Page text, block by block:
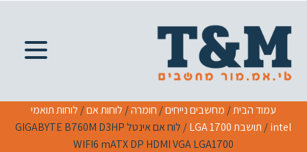
עמוד הבית/ מחשבים נייחים/ חומרה/ לוחות אם/ לוחות תואמי
intel
/ תושבת LGA 1700
/ לוח אם אינטל GIGABYTE B760M D3HP
WIFI6 mATX DP HDMI VGA LGA1700